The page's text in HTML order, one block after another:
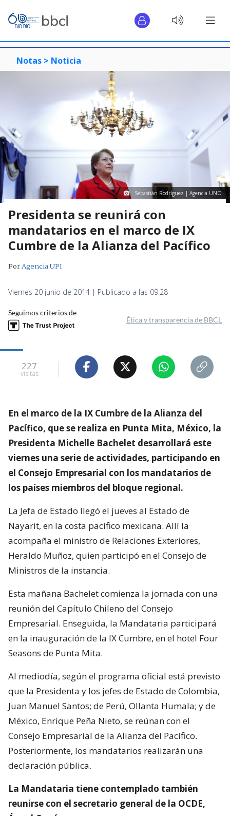
Notas > Noticia
Sebastián Rodríguez | Agencia UNO
Presidenta se reunirá con
mandatarios en el marco de IX
Cumbre de la Alianza del Pacífico
PorAgencia UPI
Viernes 20 junio de 2014 | Publicado a las 09:28
Seguimos criterios de
Ética y transparencia de BBCL
227
visitas
En el marco de la IX Cumbre de la Alianza del
Pacífico, que se realiza en Punta Mita, México, la
Presidenta Michelle Bachelet desarrollará este
viernes una serie de actividades, participando en
el Consejo Empresarial con los mandatarios de
los países miembros del bloque regional.
La Jefa de Estado llegó el jueves al Estado de
Nayarit, en la costa pacífico mexicana. Allí la
acompaña el ministro de Relaciones Exteriores,
Heraldo Muñoz, quien participó en el Consejo de
Ministros de la instancia.
Esta mañana Bachelet comienza la jornada con una
reunión del Capítulo Chileno del Consejo
Empresarial. Enseguida, la Mandataria participará
en la inauguración de la IX Cumbre, en el hotel Four
Seasons de Punta Mita.
Al mediodía, según el programa oficial está previsto
que la Presidenta y los jefes de Estado de Colombia,
Juan Manuel Santos; de Perú, Ollanta Humala; y de
México, Enrique Peña Nieto, se reúnan con el
Consejo Empresarial de la Alianza del Pacífico.
Posteriormente, los mandatarios realizarán una
declaración pública.
La Mandataria tiene contemplado también
reunirse con el secretario general de la OCDE,